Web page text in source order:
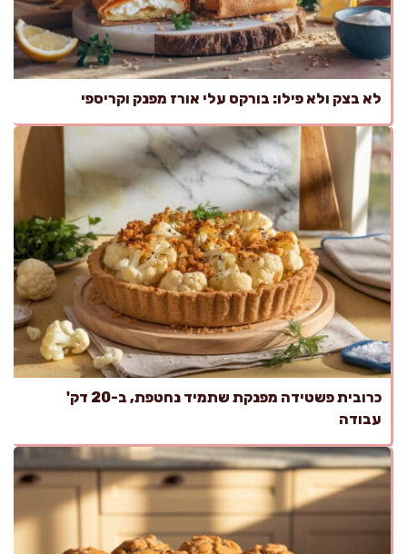
לא בצק ולא פילו: בורקס עלי אורז מפנק וקריספי
כרובית פשטידה מפנקת שתמיד נחטפת, ב-20 דק'
עבודה